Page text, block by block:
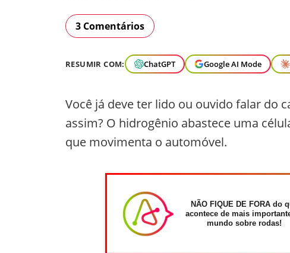
3 Comentários
RESUMIR COM: ChatGPT Google AI Mode
Você já deve ter lido ou ouvido falar do
assim? O hidrogênio abastece uma
que movimenta o automóvel.
NÃO FIQUE DE FORA do
acontece de mais
mundo sobre rodas!